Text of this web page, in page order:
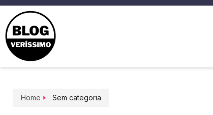
Home Sem categoria